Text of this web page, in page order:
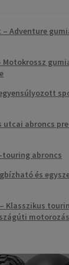
– Adventure
Motokrossz
utcai abroncs
touring abroncs
és
Klasszikus